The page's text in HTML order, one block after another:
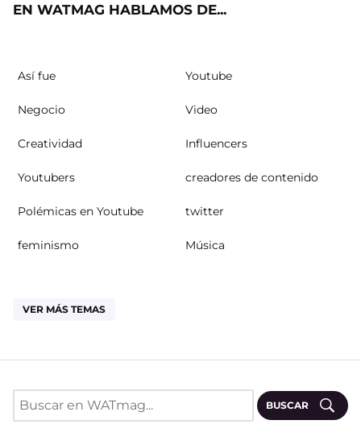
EN WATMAG HABLAMOS DE...
Así fue Youtube
Negocio Video
Creatividad Influencers
Youtubers creadores de contenido
Polémicas en Youtube twitter
feminismo Música
VER MÁS TEMAS
BUSCAR